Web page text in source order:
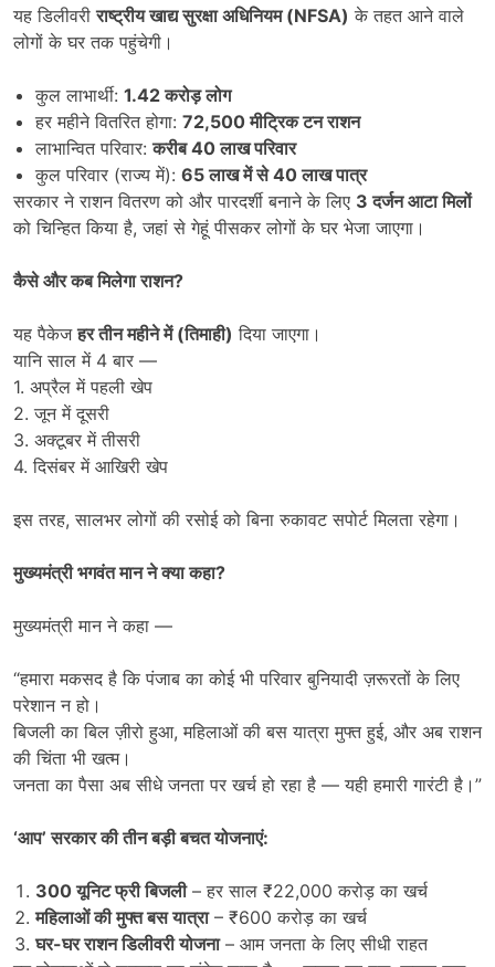
यह डिलीवरीराष्ट्रीय खाद्य सुरक्षा अधिनियम (NFSA) के तहत आने वाले
लोगों के घर तक पहुंचेगी।
कुल लाभार्थी: 1.42करोड़ लोग
हर महीने वितरित होगा: 72,500मीट्रिक टन राशन
लाभान्वित परिवार:करीब40लाख परिवार
कुल परिवार (राज्य में): 65लाख में से40लाख पात्र
सरकार ने राशन वितरण को और पारदर्शी बनाने के लिए 3दर्जन आटा मिलों
को चिन्हित किया है, जहां से गेहूं पीसकर लोगों के घर भेजा जाएगा।
कैसे और कब मिलेगा राशन?
यह पैकेजहर तीन महीने में (तिमाही) दिया जाएगा।
यानि साल में 4 बार —
1. अप्रैल में पहली खेप
2. जून में दूसरी
3. अक्टूबर में तीसरी
4. दिसंबर में आखिरी खेप
इस तरह, सालभर लोगों की रसोई को बिना रुकावट सपोर्ट मिलता रहेगा।
मुख्यमंत्री भगवंत मान ने क्या कहा?
मुख्यमंत्री मान ने कहा —
“हमारा मकसद है कि पंजाब का कोई भी परिवार बुनियादी ज़रूरतों के लिए
परेशान न हो।
बिजली का बिल ज़ीरो हुआ, महिलाओं की बस यात्रा मुफ्त हुई, और अब राशन
की चिंता भी खत्म।
जनता का पैसा अब सीधे जनता पर खर्च हो रहा है — यही हमारी गारंटी है।”
‘आप’सरकार की तीन बड़ी बचत योजनाएं:
300यूनिट फ्री बिजली– हर साल ₹22,000 करोड़ का खर्च
महिलाओं की मुफ्त बस यात्रा– ₹600 करोड़ का खर्च
घर-घर राशन डिलीवरी योजना– आम जनता के लिए सीधी राहत